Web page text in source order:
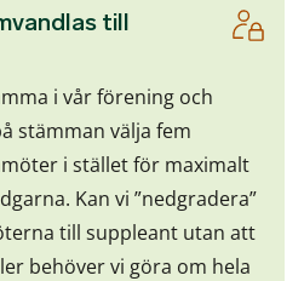
till
i vår förening och
stämman välja fem
i stället för maximalt
Kan vi ”nedgradera”
till suppleant utan att
behöver vi göra om hela